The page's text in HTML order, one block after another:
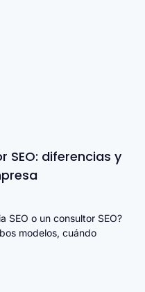
SEO: diferencias y
SEO o un consultor SEO?
modelos, cuándo